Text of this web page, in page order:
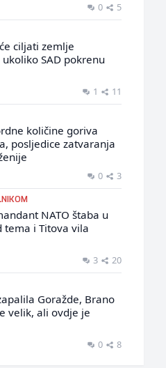
0 5
ciljati zemlje
SAD pokrenu
1 11
količine goriva
posljedice zatvaranja
0 3
NATO štaba u
tema i Titova vila
3 20
Goražde, Brano
velik, ali ovdje je
0 8